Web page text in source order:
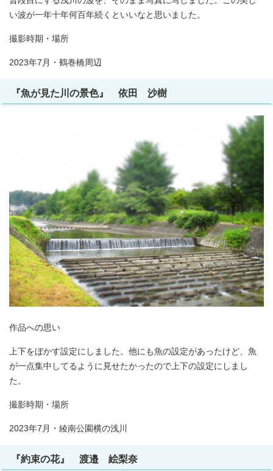
い波が一年十年何百年続くといいなと思いました。
撮影時期・場所
2023年7月・鶴巻橋周辺
『魚が見た川の景色』 依田 沙樹
作品への思い
上下をぼかす設定にしました。他にも魚の設定があったけど、魚
が一点集中してるように見せたかったので上下の設定にしまし
た。
撮影時期・場所
2023年7月・綾南公園横の浅川
『約束の花』 渡邉 絵梨奈